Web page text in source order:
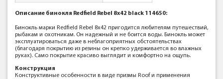
Описание бинокля Redfield Rebel 8x42 black 114650:
Бинокль марки Redfield Rebel 8x42 пригодится любителям путешествий,
рыбакам и охотникам. Он надежный и не боится воды. Бинокль может
эксплуатироваться даже в неблагоприятных обстоятельствах
(благодаря покрытию из резины он крепко удерживается во влажных
руках). Само покрытие красиво выглядит и комфортно на ощупь.
Конструкция
Конструктивные особенности в виде призмы Roof и применения